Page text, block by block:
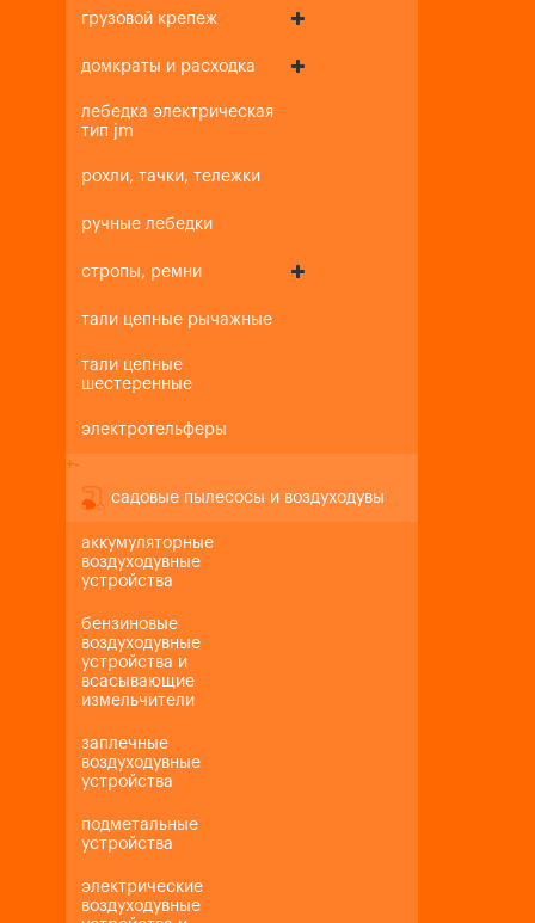
грузовой крепеж
домкраты и расходка
лебедка электрическая
тип jm
рохли, тачки, тележки
ручные лебедки
стропы, ремни
тали цепные рычажные
тали цепные
шестеренные
электротельферы
+-
садовые пылесосы и воздуходувы
аккумуляторные
воздуходувные
устройства
бензиновые
воздуходувные
устройства и
всасывающие
измельчители
заплечные
воздуходувные
устройства
подметальные
устройства
электрические
воздуходувные